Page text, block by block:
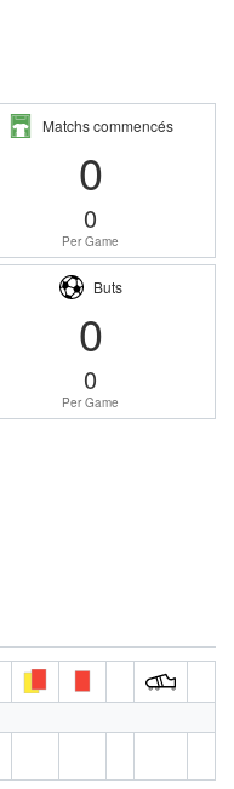
Matchs commencés
0
0
Per Game
Buts
0
0
Per Game